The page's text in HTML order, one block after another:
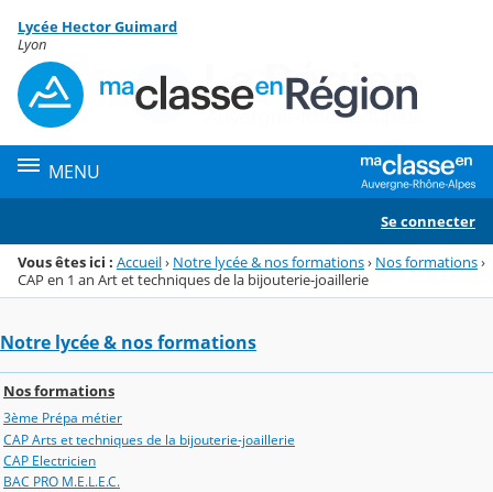
Menu de la rubrique
Contenu
Lycée Hector Guimard
Lyon
MENU
Se connecter
Vous êtes ici : Accueil› Notre lycée & nos formations› Nos formations›
CAP en 1 an Art et techniques de la bijouterie-joaillerie
Notre lycée & nos formations
Nos formations
3ème Prépa métier
CAP Arts et techniques de la bijouterie-joaillerie
CAP Electricien
BAC PRO M.E.L.E.C.